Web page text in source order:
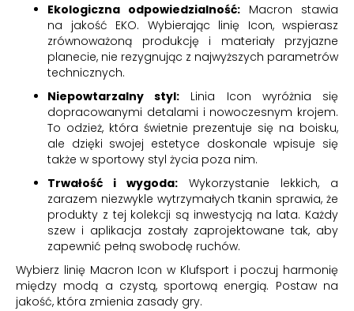
Ekologiczna odpowiedzialność: Macron stawia
na jakość EKO. Wybierając linię Icon, wspierasz
zrównoważoną produkcję i materiały przyjazne
planecie, nie rezygnując z najwyższych parametrów
technicznych.
Niepowtarzalny styl: Linia Icon wyróżnia się
dopracowanymi detalami i nowoczesnym krojem.
To odzież, która świetnie prezentuje się na boisku,
ale dzięki swojej estetyce doskonale wpisuje się
także w sportowy styl życia poza nim.
Trwałość i wygoda: Wykorzystanie lekkich, a
zarazem niezwykle wytrzymałych tkanin sprawia, że
produkty z tej kolekcji są inwestycją na lata. Każdy
szew i aplikacja zostały zaprojektowane tak, aby
zapewnić pełną swobodę ruchów.
Wybierz linię Macron Icon w Klufsport i poczuj harmonię
między modą a czystą, sportową energią. Postaw na
jakość, która zmienia zasady gry.